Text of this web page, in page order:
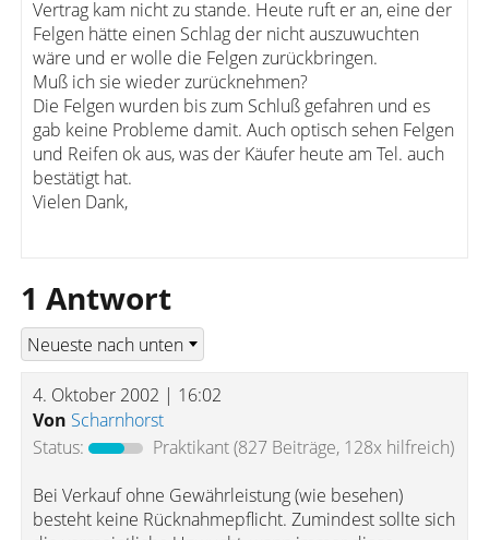
Vertrag kam nicht zu stande. Heute ruft er an, eine der
Felgen hätte einen Schlag der nicht auszuwuchten
wäre und er wolle die Felgen zurückbringen.
Muß ich sie wieder zurücknehmen?
Die Felgen wurden bis zum Schluß gefahren und es
gab keine Probleme damit. Auch optisch sehen Felgen
und Reifen ok aus, was der Käufer heute am Tel. auch
bestätigt hat.
Vielen Dank,
1 Antwort
4. Oktober 2002 | 16:02
Von Scharnhorst
Status:
Praktikant(827 Beiträge, 128x hilfreich)
Bei Verkauf ohne Gewährleistung (wie besehen)
besteht keine Rücknahmepflicht. Zumindest sollte sich